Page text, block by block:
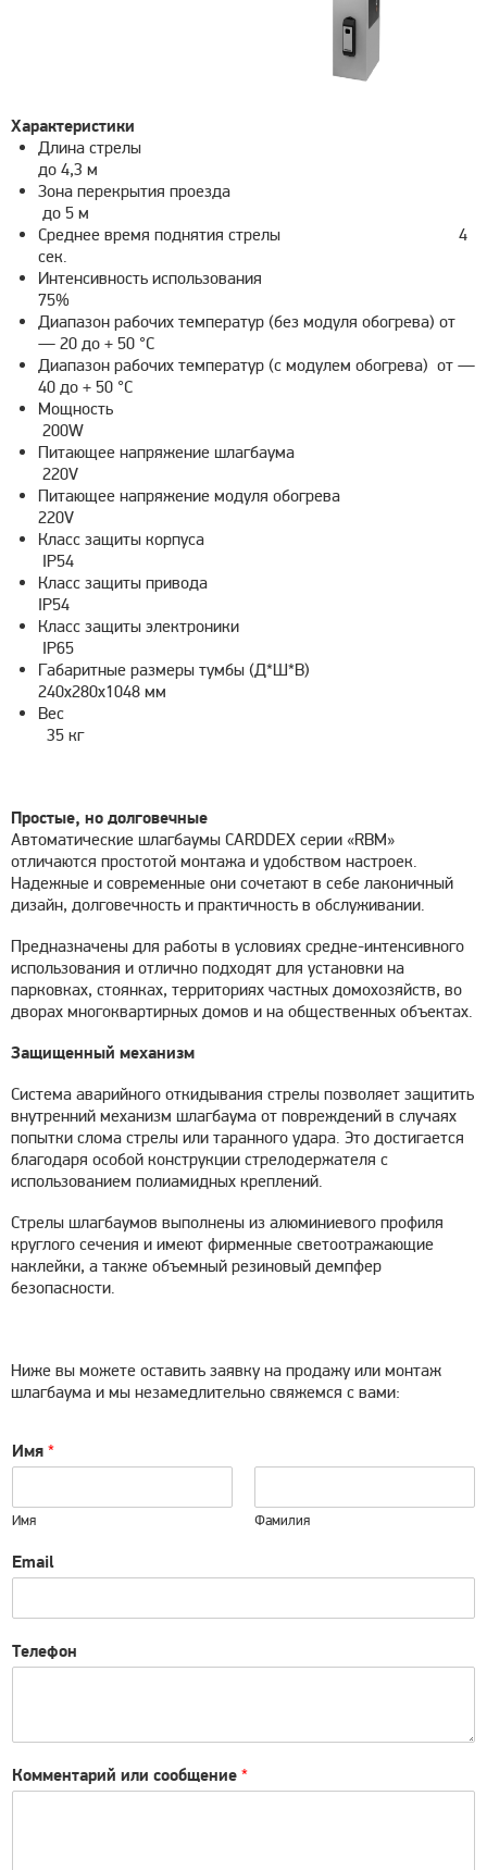
Характеристики
Длина стрелы
до 4,3 м
Зона перекрытия проезда
до 5 м
Среднее время поднятия стрелы 4
сек.
Интенсивность использования
75%
Диапазон рабочих температур (без модуля обогрева) от
— 20 до + 50 °С
Диапазон рабочих температур (с модулем обогрева) от —
40 до + 50 °С
Мощность
200W
Питающее напряжение шлагбаума
220V
Питающее напряжение модуля обогрева
220V
Класс защиты корпуса
IP54
Класс защиты привода
IP54
Класс защиты электроники
IP65
Габаритные размеры тумбы (Д*Ш*В)
240х280х1048 мм
Вес
35 кг
Простые, но долговечные
Автоматические шлагбаумы CARDDEX серии «RBM»
отличаются простотой монтажа и удобством настроек.
Надежные и современные они сочетают в себе лаконичный
дизайн, долговечность и практичность в обслуживании.
Предназначены для работы в условиях средне-интенсивного
использования и отлично подходят для установки на
парковках, стоянках, территориях частных домохозяйств, во
дворах многоквартирных домов и на общественных объектах.
Защищенный механизм
Система аварийного откидывания стрелы позволяет защитить
внутренний механизм шлагбаума от повреждений в случаях
попытки слома стрелы или таранного удара. Это достигается
благодаря особой конструкции стрелодержателя с
использованием полиамидных креплений.
Стрелы шлагбаумов выполнены из алюминиевого профиля
круглого сечения и имеют фирменные светоотражающие
наклейки, а также объемный резиновый демпфер
безопасности.
Ниже вы можете оставить заявку на продажу или монтаж
шлагбаума и мы незамедлительно свяжемся с вами:
Имя *
Имя Фамилия
Email
Телефон
Комментарий или сообщение *